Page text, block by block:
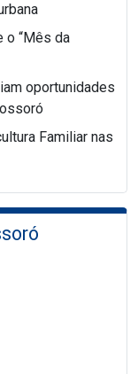
o “Mês da
oportunidades
Familiar nas